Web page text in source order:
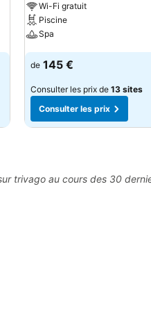
Wi-Fi gratuit
Piscine
Spa
Consulter les prix
de 145 €
Consulter les prix de 13 sites
Consulter les prix
trivago au cours des 30